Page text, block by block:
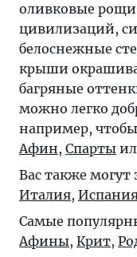
оливковые
цивилизаций,
белоснежные
крыши
багряные
можно легко
например,
Афин, Спарты
Вас также могут
Италия,
Самые
Афины, Крит,